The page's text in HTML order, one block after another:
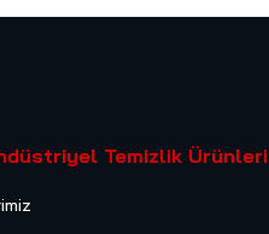
Temizlik Ürünleri